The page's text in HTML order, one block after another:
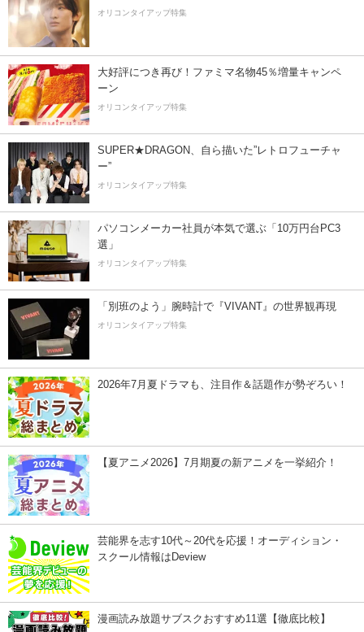
オリコンタイアップ特集
大好評につき再び！ファミマ名物45％増量キャンペ
ーン
オリコンタイアップ特集
SUPER★DRAGON、自ら描いた”レトロフューチャ
ー”
オリコンタイアップ特集
パソコンメーカー社員が本気で選ぶ「10万円台PC3
選」
オリコンタイアップ特集
「別班のよう」腕時計で『VIVANT』の世界観再現
オリコンタイアップ特集
2026年7月夏ドラマも、注目作＆話題作が勢ぞろい！
【夏アニメ2026】7月期夏の新アニメを一挙紹介！
芸能界を志す10代～20代を応援！オーディション・
スクール情報はDeview
漫画読み放題サブスクおすすめ11選【徹底比較】